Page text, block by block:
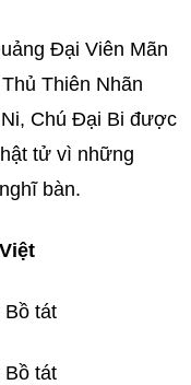
Đại Viên Mãn
Thiên Nhãn
Chú Đại Bi được
tử vì những
bàn.
tát
tát